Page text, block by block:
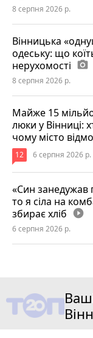
8 серпня 2026 р.
Вінницька
одеську: що
нерухомості photo_camera
8 серпня 2026 р.
Майже 15
люки у Вінниці:
чому місто
12 6 серпня 2026 р.
«Син занедужав
то я сіла на
збирає хліб play_circle_filled
6 серпня 2026 р.